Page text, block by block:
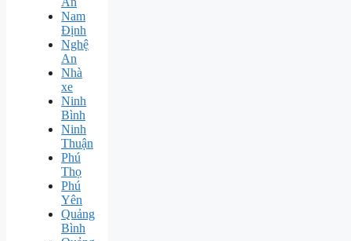
Nam
Định
Nghệ
An
Nhà
xe
Ninh
Bình
Ninh
Thuận
Phú
Thọ
Phú
Yên
Quảng
Bình